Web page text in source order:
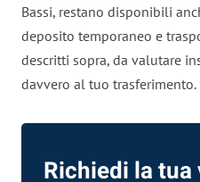
Bassi, restano disponibili
deposito temporaneo e
descritti sopra, da valutare
davvero al tuo trasferimento.
Richiedi la